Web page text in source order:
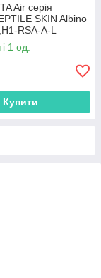
Air серія
SKIN Albino
RSA-A-L
1 од.
Купити